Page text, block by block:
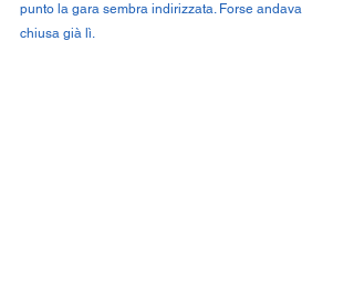
punto la gara sembra indirizzata. Forse andava
chiusa già lì.